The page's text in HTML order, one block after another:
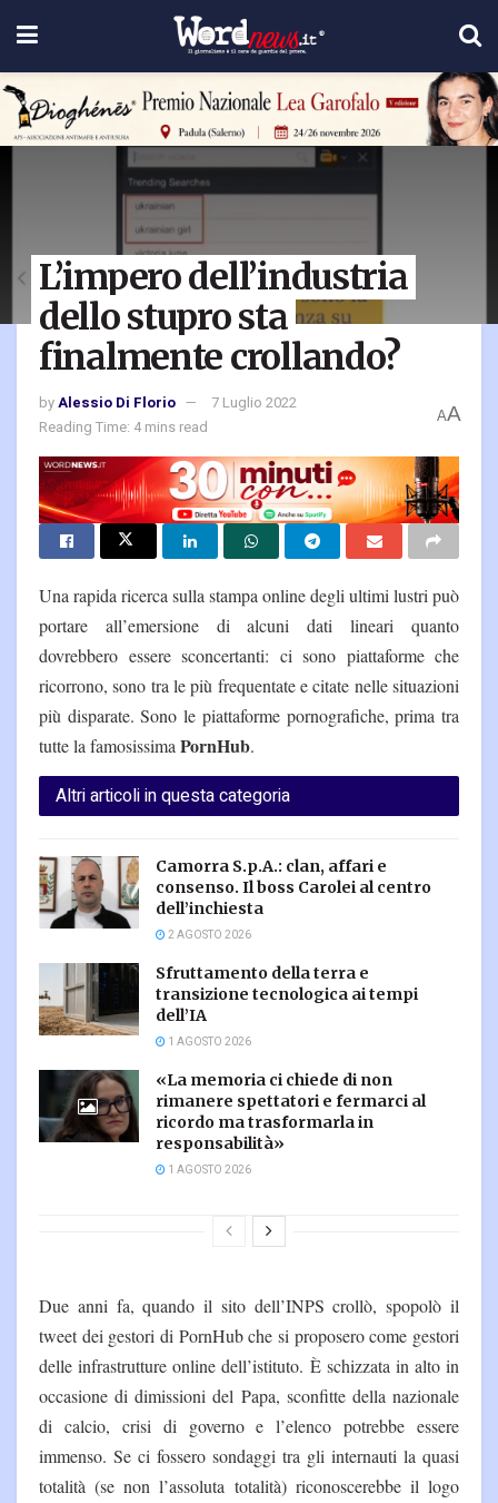
L’impero dell’industria
dello stupro sta
finalmente crollando?
byAlessio Di Florio
7 Luglio 2022
Reading Time: 4 mins read
AA
Una rapida ricerca sulla stampa online degli ultimi lustri può
portare all’emersione di alcuni dati lineari quanto
dovrebbero essere sconcertanti: ci sono piattaforme che
ricorrono, sono tra le più frequentate e citate nelle situazioni
più disparate. Sono le piattaforme pornografiche, prima tra
tutte la famosissima PornHub.
Altri articoli in questa categoria
Camorra S.p.A.: clan, affari e
consenso. Il boss Carolei al centro
dell’inchiesta
2 AGOSTO 2026
Sfruttamento della terra e
transizione tecnologica ai tempi
dell’IA
1 AGOSTO 2026
«La memoria ci chiede di non
rimanere spettatori e fermarci al
ricordo ma trasformarla in
responsabilità»
1 AGOSTO 2026
Due anni fa, quando il sito dell’INPS crollò, spopolò il
tweet dei gestori di PornHub che si proposero come gestori
delle infrastrutture online dell’istituto. È schizzata in alto in
occasione di dimissioni del Papa, sconfitte della nazionale
di calcio, crisi di governo e l’elenco potrebbe essere
immenso. Se ci fossero sondaggi tra gli internauti la quasi
totalità (se non l’assoluta totalità) riconoscerebbe il logo